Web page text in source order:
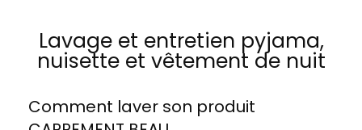
Lavage et entretien pyjama,
nuisette et vêtement de nuit
Comment laver son produit